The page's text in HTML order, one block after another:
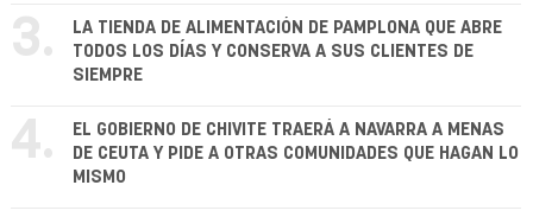
3.
LA TIENDA DE ALIMENTACIÓN DE PAMPLONA QUE ABRE
TODOS LOS DÍAS Y CONSERVA A SUS CLIENTES DE
SIEMPRE
4.
EL GOBIERNO DE CHIVITE TRAERÁ A NAVARRA A MENAS
DE CEUTA Y PIDE A OTRAS COMUNIDADES QUE HAGAN LO
MISMO